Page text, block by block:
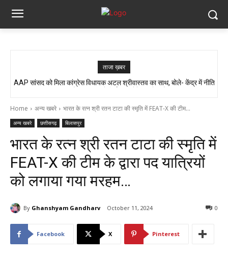
ताजा ख़बर
विश्व आदिवासी दिवस पर चकरभाठा -बोदरी में निकली भव्य शोभायात्रा का कांग्रेस
AAP सांसद को मिला कांग्रेस विधायक अटल श्रीवास्तव का साथ, बोले- केंद्र में नीति
Home अन्य खबरे भारत के रत्न श्री रतन टाटा की स्मृति में FEAT-X की टीम...
अन्य खबरे छत्तीसगढ़ बिलासपुर
भारत के रत्न श्री रतन टाटा की स्मृति में
FEAT-X की टीम के द्वारा पद यात्रियों
को लगाया गया मरहम…
By Ghanshyam Gandharv October 11, 2024 0
Facebook X Pinterest